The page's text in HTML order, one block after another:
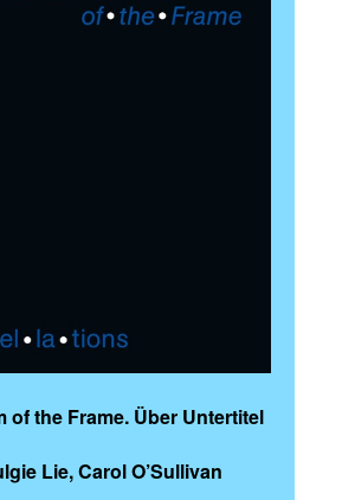
of the Frame. Über Untertitel
Lie, Carol O’Sullivan